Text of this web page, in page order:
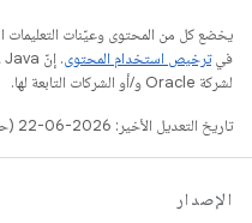
يخضع كل من المحتوى وعيّنات
فيترخيص استخدام المحتوى
لشركة Oracle و/أو الشركات التابعة لها.
تاريخ التعديل الأخير: 2026-06-22 (حسب التوقيت العالمي المتفَّق عليه)
الإصدار